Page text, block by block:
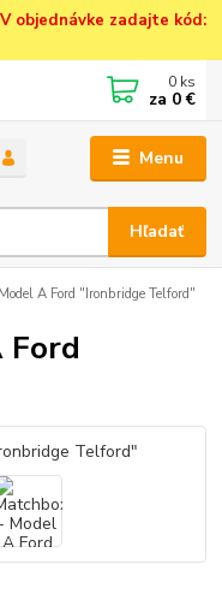
objednávke zadajte kód:
Menu
Hľadať
0 ks
za 0 €
A Ford "Ironbridge Telford"
Ford